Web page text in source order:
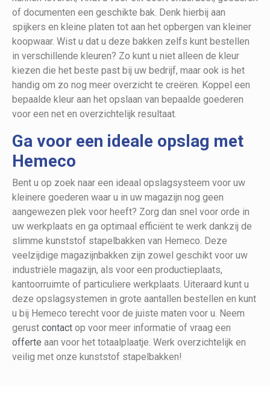
of documenten een geschikte bak. Denk hierbij aan
spijkers en kleine platen tot aan het opbergen van kleiner
koopwaar. Wist u dat u deze bakken zelfs kunt bestellen
in verschillende kleuren? Zo kunt u niet alleen de kleur
kiezen die het beste past bij uw bedrijf, maar ook is het
handig om zo nog meer overzicht te creëren. Koppel een
bepaalde kleur aan het opslaan van bepaalde goederen
voor een net en overzichtelijk resultaat.
Ga voor een ideale opslag met
Hemeco
Bent u op zoek naar een ideaal opslagsysteem voor uw
kleinere goederen waar u in uw magazijn nog geen
aangewezen plek voor heeft? Zorg dan snel voor orde in
uw werkplaats en ga optimaal efficiënt te werk dankzij de
slimme kunststof stapelbakken van Hemeco. Deze
veelzijdige magazijnbakken zijn zowel geschikt voor uw
industriële magazijn, als voor een productieplaats,
kantoorruimte of particuliere werkplaats. Uiteraard kunt u
deze opslagsystemen in grote aantallen bestellen en kunt
u bij Hemeco terecht voor de juiste maten voor u. Neem
gerust contact op voor meer informatie of vraag een
offerte aan voor het totaalplaatje. Werk overzichtelijk en
veilig met onze kunststof stapelbakken!